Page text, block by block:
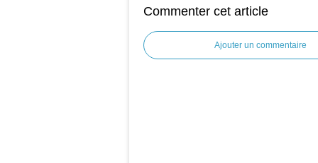
Commenter cet article
Ajouter un commentaire